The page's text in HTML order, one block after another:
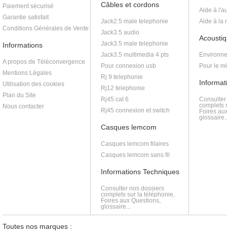
Paiement sécurisé
Garantie satisfait
Conditions Générales de Vente
Informations
A propos de Téléconvergence
Mentions Légales
Utilisation des cookies
Plan du Site
Nous contacter
Câbles et cordons
Jack2.5 male telephonie
Jack3.5 audio
Jack3.5 male telephonie
Jack3.5 multimedia 4 pts
Pour connexion usb
Rj 9 telephonie
Rj12 telephonie
Rj45 cat 6
Rj45 connexion et switch
Casques lemcom
Casques lemcom filaires
Casques lemcom sans fil
Informations Techniques
Consulter nos dossiers
complets sur la téléphonie,
Foires aux Questions,
glossaire...
Aide à
Aide à la
Pour le
complets
Foires
Toutes nos marques :